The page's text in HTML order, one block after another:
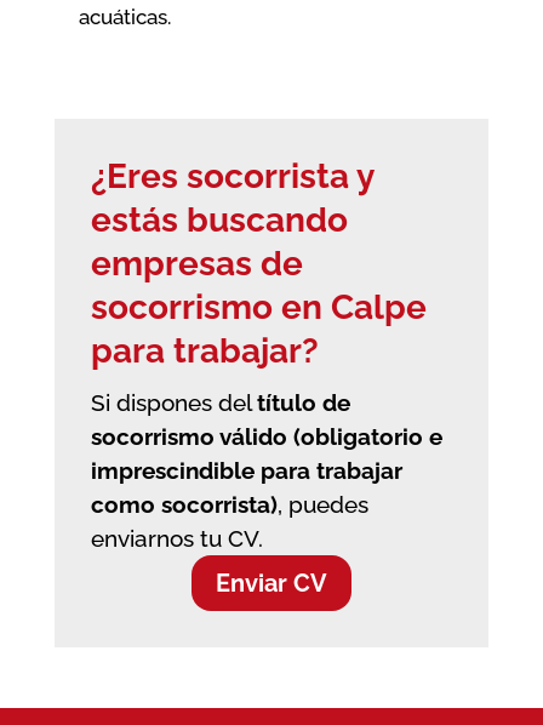
acuáticas.
¿Eres socorrista y
estás buscando
empresas de
socorrismo en Calpe
para trabajar?
Si dispones deltítulo de
socorrismo válido (obligatorio e
imprescindible para trabajar
como socorrista), puedes
enviarnos tu CV.
Enviar CV